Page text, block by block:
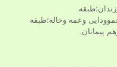
وعمه وخاله؛طبقه
پیمانان.